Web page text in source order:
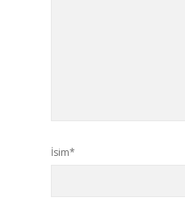
İsim*